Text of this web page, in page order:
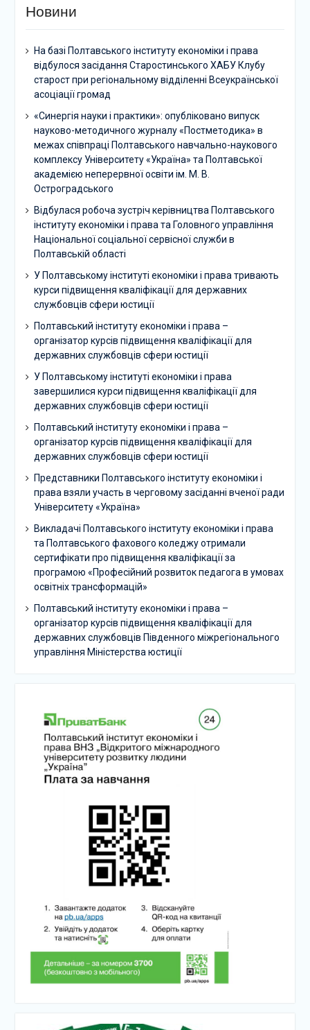
Новини
На базі Полтавського інституту економіки і права
відбулося засідання Старостинського ХАБУ Клубу
старост при регіональному відділенні Всеукраїнської
асоціації громад
«Синергія науки і практики»: опубліковано випуск
науково-методичного журналу «Постметодика» в
межах співпраці Полтавського навчально-наукового
комплексу Університету «Україна» та Полтавської
академією неперервної освіти ім. М. В.
Остроградського
Відбулася робоча зустріч керівництва Полтавського
інституту економіки і права та Головного управління
Національної соціальної сервісної служби в
Полтавській області
У Полтавському інституті економіки і права тривають
курси підвищення кваліфікації для державних
службовців сфери юстиції
Полтавський інституту економіки і права –
організатор курсів підвищення кваліфікації для
державних службовців сфери юстиції
У Полтавському інституті економіки і права
завершилися курси підвищення кваліфікації для
державних службовців сфери юстиції
Полтавський інституту економіки і права –
організатор курсів підвищення кваліфікації для
державних службовців сфери юстиції
Представники Полтавського інституту економіки і
права взяли участь в черговому засіданні вченої ради
Університету «Україна»
Викладачі Полтавського інституту економіки і права
та Полтавського фахового коледжу отримали
сертифікати про підвищення кваліфікації за
програмою «Професійний розвиток педагога в умовах
освітніх трансформацій»
Полтавський інституту економіки і права –
організатор курсів підвищення кваліфікації для
державних службовців Південного міжрегіонального
управління Міністерства юстиції